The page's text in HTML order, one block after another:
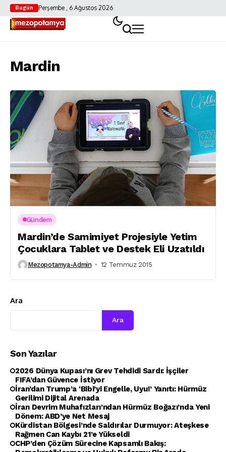
Bugün Perşembe , 6 Ağustos 2026
Mardin
Gündem
Mardin’de Samimiyet Projesiyle Yetim
Çocuklara Tablet ve Destek Eli Uzatıldı
Mezopotamya-Admin 12 Temmuz 2015
Ara
Ara
Son Yazılar
2026 Dünya Kupası’nı Grev Tehdidi Sardı: İşçiler
FIFA’dan Güvence İstiyor
İran’dan Trump’a ‘Bibi’yi Engelle, Uyu!’ Yanıtı: Hürmüz
Gerilimi Dijital Arenada
İran Devrim Muhafızları’ndan Hürmüz Boğazı’nda Yeni
Dönem: ABD’ye Net Mesaj
Kürdistan Bölgesi’nde Saldırılar Durmuyor: Ateşkese
Rağmen Can Kaybı 21’e Yükseldi
CHP’den Çözüm Sürecine Kapsamlı Bakış: